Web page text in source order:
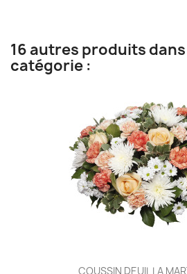
16 autres produits
catégorie :
COUSSIN DEUIL LA